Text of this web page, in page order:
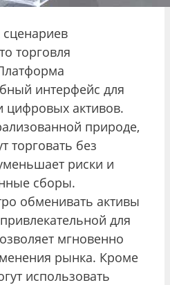
торговля
интерфейс для
цифровых активов.
природе,
торговать без
риски и
сборы.
обменивать активы
для
мгновенно
рынка. Кроме
использовать